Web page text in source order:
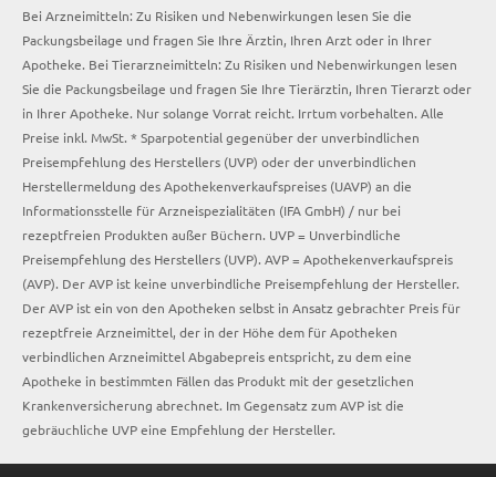
Bei Arzneimitteln: Zu Risiken und Nebenwirkungen lesen Sie die
Packungsbeilage und fragen Sie Ihre Ärztin, Ihren Arzt oder in Ihrer
Apotheke. Bei Tierarzneimitteln: Zu Risiken und Nebenwirkungen lesen
Sie die Packungsbeilage und fragen Sie Ihre Tierärztin, Ihren Tierarzt oder
in Ihrer Apotheke. Nur solange Vorrat reicht. Irrtum vorbehalten. Alle
Preise inkl. MwSt. * Sparpotential gegenüber der unverbindlichen
Preisempfehlung des Herstellers (UVP) oder der unverbindlichen
Herstellermeldung des Apothekenverkaufspreises (UAVP) an die
Informationsstelle für Arzneispezialitäten (IFA GmbH) / nur bei
rezeptfreien Produkten außer Büchern. UVP = Unverbindliche
Preisempfehlung des Herstellers (UVP). AVP = Apothekenverkaufspreis
(AVP). Der AVP ist keine unverbindliche Preisempfehlung der Hersteller.
Der AVP ist ein von den Apotheken selbst in Ansatz gebrachter Preis für
rezeptfreie Arzneimittel, der in der Höhe dem für Apotheken
verbindlichen Arzneimittel Abgabepreis entspricht, zu dem eine
Apotheke in bestimmten Fällen das Produkt mit der gesetzlichen
Krankenversicherung abrechnet. Im Gegensatz zum AVP ist die
gebräuchliche UVP eine Empfehlung der Hersteller.